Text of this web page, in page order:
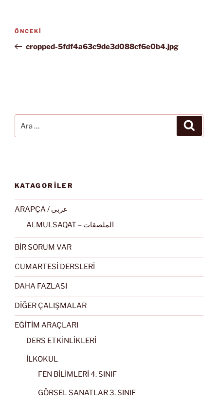
Yazı
Önceki
Yazı
ÖNCEKI
cropped-5fdf4a63c9de3d088cf6e0b4.jpg
KATAGORİLER
ARAPÇA / عربى
ALMULSAQAT – الملصقات
BİR SORUM VAR
CUMARTESİ DERSLERİ
DAHA FAZLASI
DİĞER ÇALIŞMALAR
EĞİTİM ARAÇLARI
DERS ETKİNLİKLERİ
İLKOKUL
FEN BİLİMLERİ 4. SINIF
GÖRSEL SANATLAR 3. SINIF